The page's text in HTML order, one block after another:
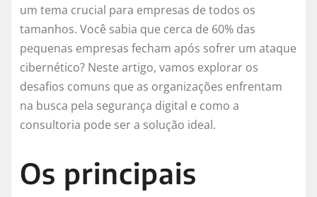
um tema crucial para empresas de todos os
tamanhos. Você sabia que cerca de 60% das
pequenas empresas fecham após sofrer um ataque
cibernético? Neste artigo, vamos explorar os
desafios comuns que as organizações enfrentam
na busca pela segurança digital e como a
consultoria pode ser a solução ideal.
Os principais